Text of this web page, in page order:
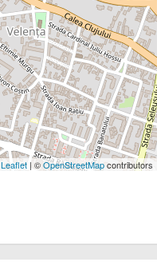
Leaflet| ©OpenStreetMapcontributors